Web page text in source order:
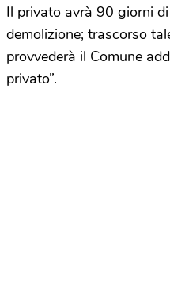
Il privato avrà 90 giorni
demolizione; trascorso
provvederà il Comune
privato”.